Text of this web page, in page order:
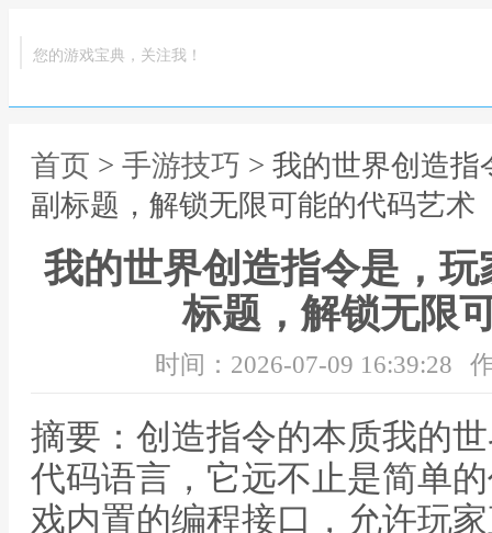
您的游戏宝典，关注我！
首页 > 手游技巧 > 我的世界创造
副标题，解锁无限可能的代码艺术
我的世界创造指令是，
标题，解锁无限
时间：2026-07-09 16:39:28
摘要：创造指令的本质我的
代码语言，它远不止是简单
戏内置的编程接口，允许玩